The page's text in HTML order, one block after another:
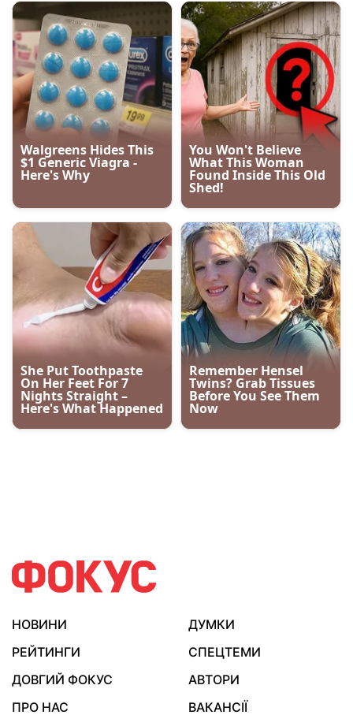
НОВИНИ
ДУМКИ
РЕЙТИНГИ
СПЕЦТЕМИ
ДОВГИЙ ФОКУС
АВТОРИ
ПРО НАС
ВАКАНСІЇ